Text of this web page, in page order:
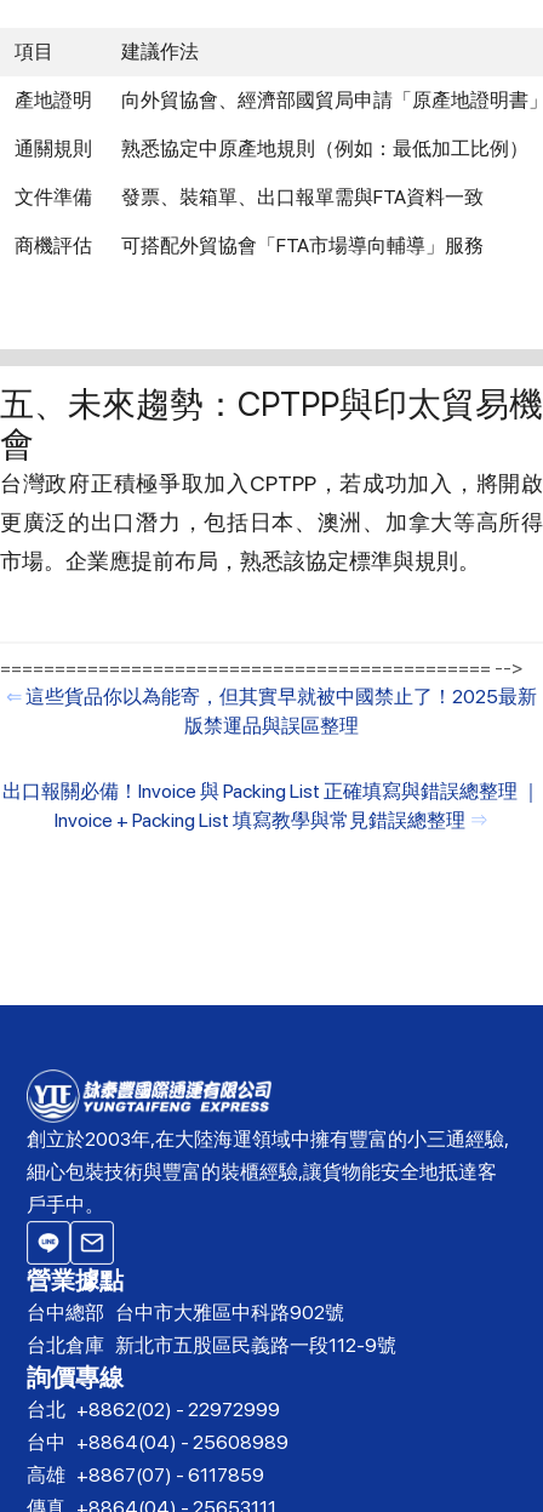
項目 建議作法
產地證明 向外貿協會、經濟部國貿局申請「原產地證明書
通關規則 熟悉協定中原產地規則（例如：最低加工比例）
文件準備 發票、裝箱單、出口報單需與FTA資料一致
商機評估 可搭配外貿協會「FTA市場導向輔導」服務
五、未來趨勢：CPTPP與印太貿易機
會
台灣政府正積極爭取加入CPTPP，若成功加入，將開啟
更廣泛的出口潛力，包括日本、澳洲、加拿大等高所得
市場。企業應提前布局，熟悉該協定標準與規則。
============================================= -->
⇐這些貨品你以為能寄，但其實早就被中國禁止了！2025最新
版禁運品與誤區整理
出口報關必備！Invoice 與 Packing List 正確填寫與錯誤總整理 ｜
Invoice + Packing List 填寫教學與常見錯誤總整理 ⇒
創立於2003年,在大陸海運領域中擁有豐富的小三通經驗,
細心包裝技術與豐富的裝櫃經驗,讓貨物能安全地抵達客
戶手中。
營業據點
台中總部 台中市大雅區中科路902號
台北倉庫 新北市五股區民義路一段112-9號
詢價專線
台北 +8862(02) - 22972999
台中 +8864(04) - 25608989
高雄 +8867(07) - 6117859